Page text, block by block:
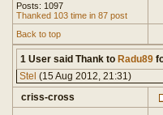
Posts: 1097
Thanked 103 time in 87 post
Back to top
1 User said Thank to Radu89
Stel (15 Aug 2012, 21:31)
criss-cross